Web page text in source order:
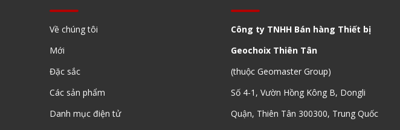
Về chúng tôi
Mới
Đặc sắc
Các sản phẩm
Danh mục điện tử
Công ty TNHH Bán hàng Thiết bị
Geochoix Thiên Tân
(thuộc Geomaster Group)
Số 4-1, Vườn Hồng Kông B, Dongli
Quận, Thiên Tân 300300, Trung Quốc